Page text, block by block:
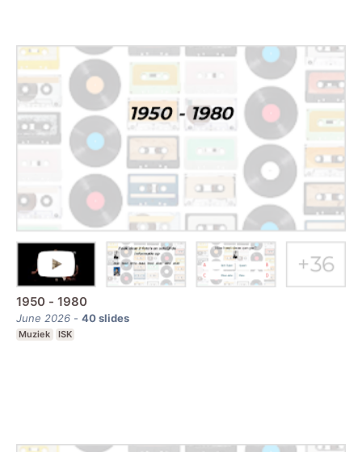
1950 - 1980
June 2026 - 40slides
Muziek ISK